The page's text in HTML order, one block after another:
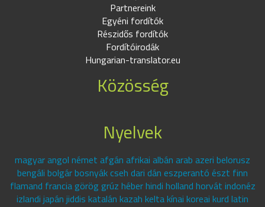
Partnereink
Egyéni fordítók
Részidős fordítók
Fordítóirodák
Hungarian-translator.eu
Közösség
Nyelvek
magyar angol német afgán afrikai albán arab azeri belorusz
bengáli bolgár bosnyák cseh dari dán eszperantó észt finn
flamand francia görög grúz héber hindi holland horvát indonéz
izlandi japán jiddis katalán kazah kelta kínai koreai kurd latin